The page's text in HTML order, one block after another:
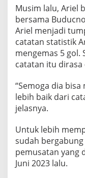
Musim lalu, Ariel
bersama
Ariel menjadi
catatan statistik
mengemas 5 gol.
catatan itu dirasa
“Semoga dia
lebih baik dari
jelasnya.
Untuk lebih
sudah
pemusatan yang
Juni 2023 lalu.